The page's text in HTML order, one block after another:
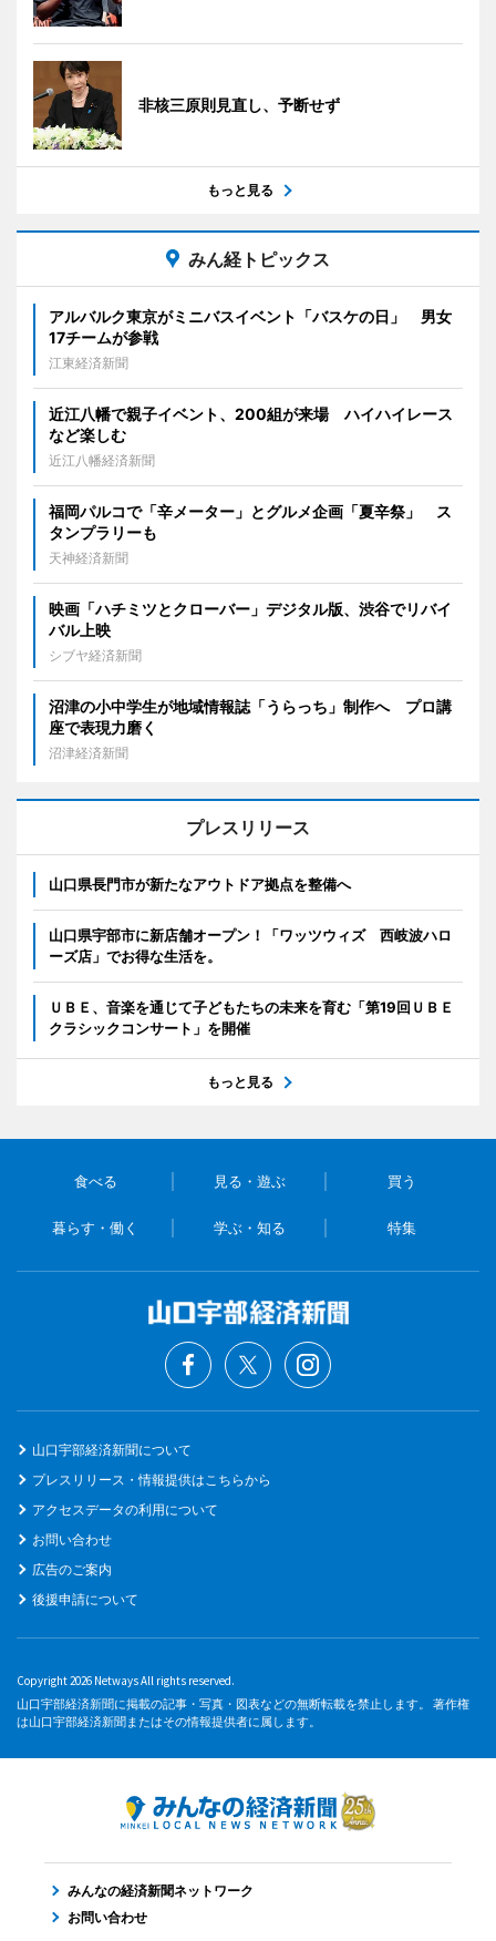
非核三原則見直し、予断せず
もっと見る
みん経トピックス
アルバルク東京がミニバスイベント「バスケの日」 男女
17チームが参戦
江東経済新聞
近江八幡で親子イベント、200組が来場 ハイハイレース
など楽しむ
近江八幡経済新聞
福岡パルコで「辛メーター」とグルメ企画「夏辛祭」 ス
タンプラリーも
天神経済新聞
映画「ハチミツとクローバー」デジタル版、渋谷でリバイ
バル上映
シブヤ経済新聞
沼津の小中学生が地域情報誌「うらっち」制作へ プロ講
座で表現力磨く
沼津経済新聞
プレスリリース
山口県長門市が新たなアウトドア拠点を整備へ
山口県宇部市に新店舗オープン！「ワッツウィズ 西岐波ハロ
ーズ店」でお得な生活を。
ＵＢＥ、音楽を通じて子どもたちの未来を育む「第19回ＵＢＥ
クラシックコンサート」を開催
もっと見る
食べる 見る・遊ぶ 買う
暮らす・働く 学ぶ・知る 特集
山口宇部経済新聞について
プレスリリース・情報提供はこちらから
アクセスデータの利用について
お問い合わせ
広告のご案内
後援申請について
Copyright 2026 Netways All rights reserved.
山口宇部経済新聞に掲載の記事・写真・図表などの無断転載を禁止します。 著作権
は山口宇部経済新聞またはその情報提供者に属します。
みんなの経済新聞ネットワーク
お問い合わせ